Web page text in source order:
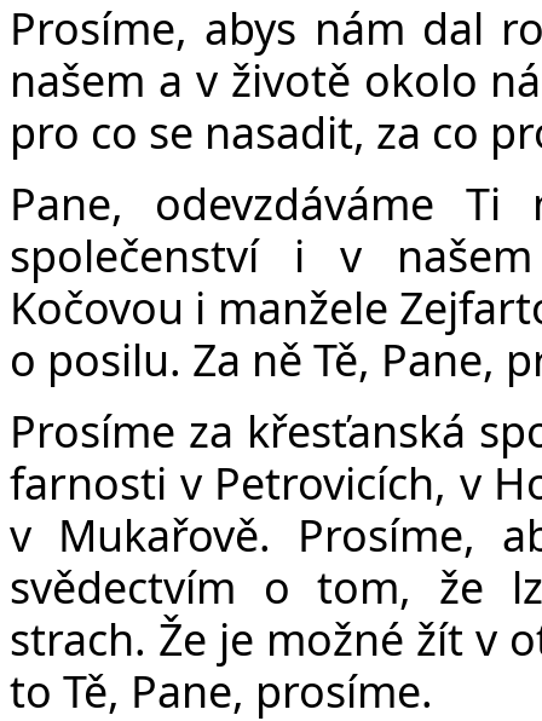
Prosíme, abys nám dal
našem a v životě okolo
pro co se nasadit, za co
Pane, odevzdáváme
společenství i v
Kočovou i manžele
o posilu. Za ně Tě, Pane,
Prosíme za křesťanská
farnosti v Petrovicích, v
v Mukařově. Prosíme,
svědectvím o tom, že
strach. Že je možné žít v
to Tě, Pane, prosíme.